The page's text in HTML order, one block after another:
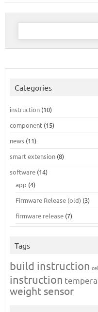
Search
Categories
instruction(10)
component(15)
news(11)
smart extension(8)
software(14)
app (4)
Firmware Release (old) (3)
firmware release(7)
Tags
build instruction
instruction
weight sensor